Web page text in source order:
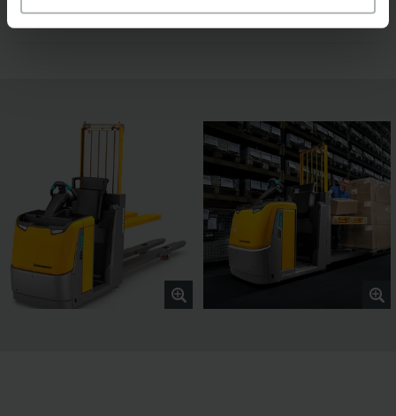
Weitere Ausstattungsoptionen